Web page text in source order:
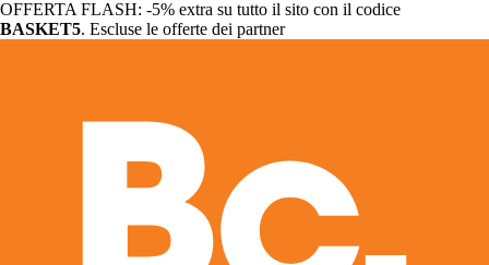
OFFERTA FLASH: -5% extra su tutto il sito con il codice
BASKET5. Escluse le offerte dei partner